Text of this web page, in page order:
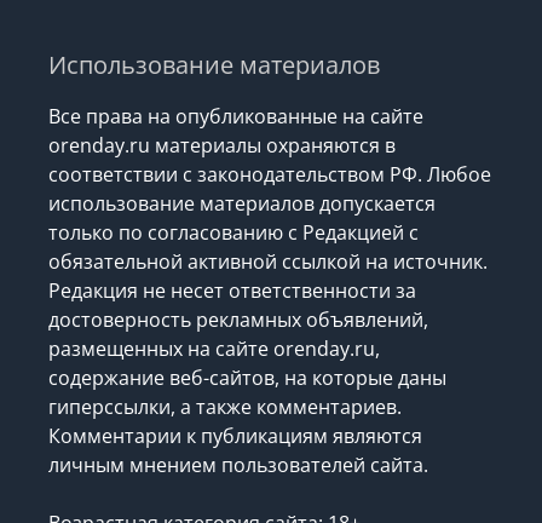
Использование материалов
Все права на опубликованные на сайте
orenday.ru материалы охраняются в
соответствии с законодательством РФ. Любое
использование материалов допускается
только по согласованию с Редакцией с
обязательной активной ссылкой на источник.
Редакция не несет ответственности за
достоверность рекламных объявлений,
размещенных на сайте orenday.ru,
содержание веб-сайтов, на которые даны
гиперссылки, а также комментариев.
Комментарии к публикациям являются
личным мнением пользователей сайта.